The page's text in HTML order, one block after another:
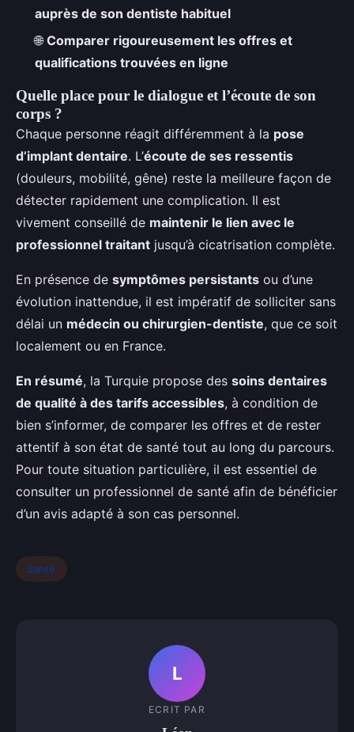
auprès de son dentiste habituel
🌐 Comparer rigoureusement les offres et
qualifications trouvées en ligne
Quelle place pour le dialogue et l’écoute de son
corps ?
Chaque personne réagit différemment à la pose
d’implant dentaire. L’écoute de ses ressentis
(douleurs, mobilité, gêne) reste la meilleure façon de
détecter rapidement une complication. Il est
vivement conseillé de maintenir le lien avec le
professionnel traitant jusqu’à cicatrisation complète.
En présence de symptômes persistants ou d’une
évolution inattendue, il est impératif de solliciter sans
délai un médecin ou chirurgien-dentiste, que ce soit
localement ou en France.
En résumé, la Turquie propose des soins dentaires
de qualité à des tarifs accessibles, à condition de
bien s’informer, de comparer les offres et de rester
attentif à son état de santé tout au long du parcours.
Pour toute situation particulière, il est essentiel de
consulter un professionnel de santé afin de bénéficier
d’un avis adapté à son cas personnel.
Santé
L
ECRIT PAR